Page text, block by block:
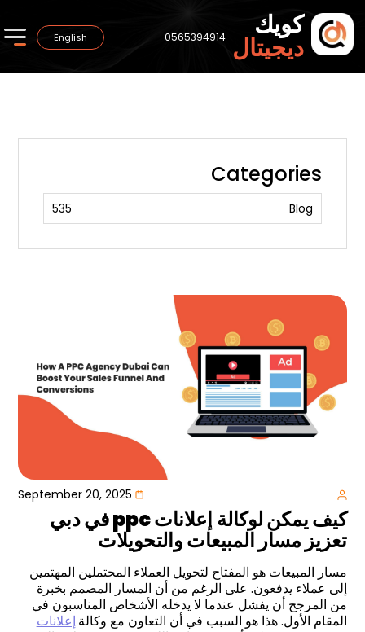
كويك
ديجيتال 0565394914
English
September 20, 2025
كيف يمكن لوكالة إعلاناتppcفي دبي
تعزيز مسار المبيعات والتحويلات
مسار المبيعات هو المفتاح لتحويل العملاء المحتملين المهتمين
إلى عملاء يدفعون. على الرغم من أن المسار المصمم بخبرة
من المرجح أن يفشل عندما لا يدخله الأشخاص المناسبون في
المقام الأول. هذا هو السبب في أن التعاون مع وكالةإعلانات
Categories
Blog
535